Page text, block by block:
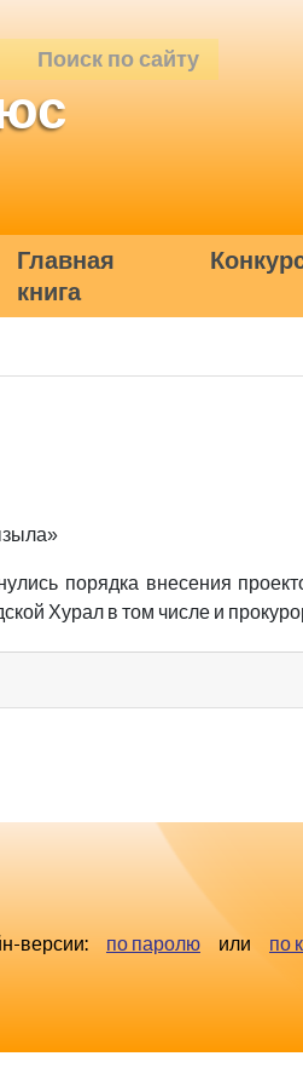
Главная
книга
порядка внесения
Хурал в том числе и
версии: по паролю или по